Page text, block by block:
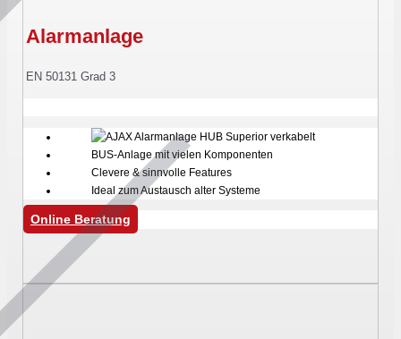
Alarmanlage
EN 50131 Grad 3
BUS-Anlage mit vielen Komponenten
Clevere & sinnvolle Features
Ideal zum Austausch alter Systeme
Online Beratung